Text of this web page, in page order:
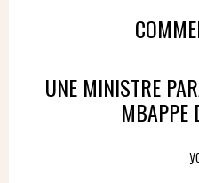
UNE MINISTRE
MBAPPE